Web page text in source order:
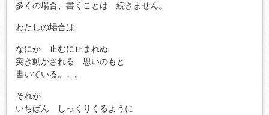
多くの場合、書くことは 続きません。
わたしの場合は
なにか 止むに止まれぬ
突き動かされる 思いのもと
書いている。。。
それが
いちばん しっくりくるように